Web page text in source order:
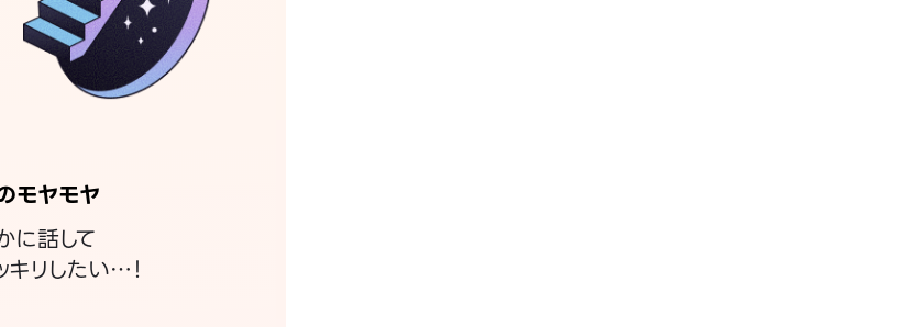
モヤモヤ
に話して
キリしたい…！